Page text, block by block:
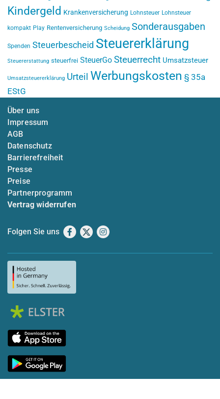
Kindergeld Krankenversicherung Lohnsteuer Lohnsteuer
kompakt Play Rentenversicherung Scheidung Sonderausgaben
Spenden Steuerbescheid Steuererklärung
Steuererstattung steuerfrei SteuerGo Steuerrecht Umsatzsteuer
Umsatzsteuererklärung Urteil Werbungskosten § 35a
EStG
Über uns
Impressum
AGB
Datenschutz
Barrierefreiheit
Presse
Preise
Partnerprogramm
Vertrag widerrufen
Folgen Sie uns Facebook
X Instagram